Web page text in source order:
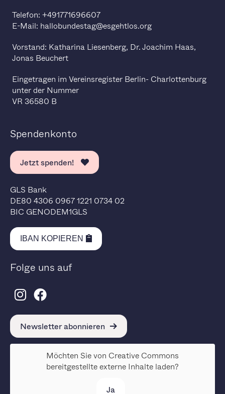
Telefon: +491771696607
E-Mail: hallobundestag@esgehtlos.org
Vorstand: Katharina Liesenberg, Dr. Joachim Haas,
Jonas Beuchert
Eingetragen im Vereinsregister Berlin- Charlottenburg
unter der Nummer
VR 36580 B
Spendenkonto
Jetzt spenden!
GLS Bank
DE80 4306 0967 1221 0734 02
BIC GENODEM1GLS
IBAN KOPIEREN
Folge uns auf
Newsletter abonnieren
Möchten Sie von Creative Commons
bereitgestellte externe Inhalte laden?
Ja